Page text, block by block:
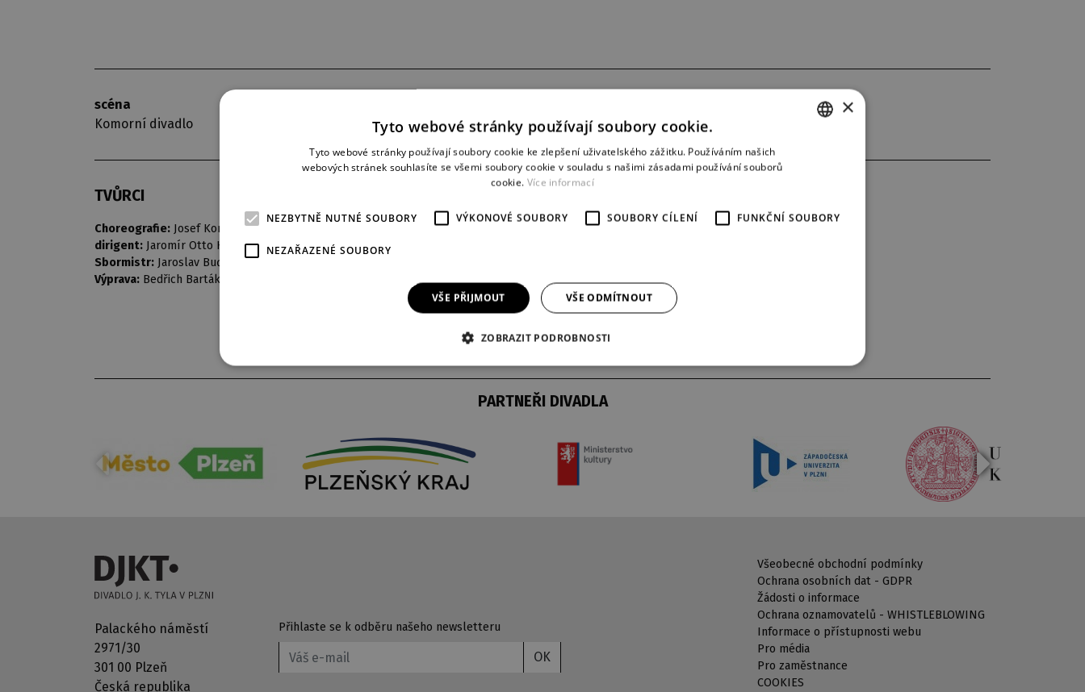
scéna
Komorní divadlo
10. 5. 1986
47
TVŮRCI
Choreografie: Josef Koníček
dirigent: Jaromír Otto Karel
Sbormistr: Jaroslav Buďárek
Výprava: Bedřich Barták
PARTNEŘI DIVADLA
Palackého náměstí
2971/30
301 00 Plzeň
Česká republika
Přihlaste se k odběru našeho newsletteru
OK
Všeobecné obchodní podmínky
Ochrana osobních dat - GDPR
Žádosti o informace
Ochrana oznamovatelů - WHISTLEBLOWING
Informace o přístupnosti webu
Pro média
Pro zaměstnance
COOKIES
×
Tyto webové stránky používají soubory cookie.
Tyto webové stránky používají soubory cookie ke zlepšení uživatelského zážitku. Používáním našich
webových stránek souhlasíte se všemi soubory cookie v souladu s našimi zásadami používání souborů
cookie. Více informací
NEZBYTNĚ NUTNÉ SOUBORY VÝKONOVÉ SOUBORY SOUBORY CÍLENÍ FUNKČNÍ SOUBORY
NEZAŘAZENÉ SOUBORY
VŠE PŘIJMOUT VŠE ODMÍTNOUT
ZOBRAZIT PODROBNOSTI